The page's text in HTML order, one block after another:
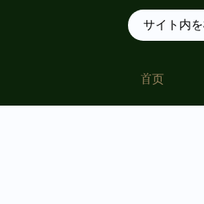
首页